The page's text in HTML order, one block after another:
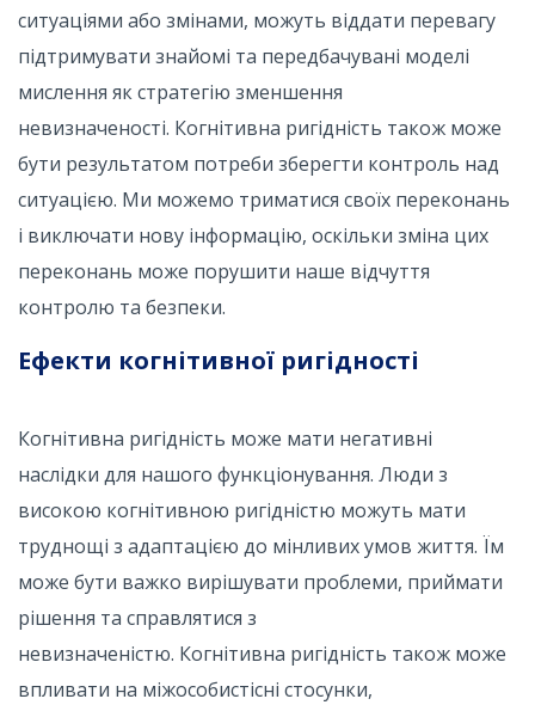
ситуаціями або змінами, можуть віддати перевагу
підтримувати знайомі та передбачувані моделі
мислення як стратегію зменшення
невизначеності. Когнітивна ригідність також може
бути результатом потреби зберегти контроль над
ситуацією. Ми можемо триматися своїх переконань
і виключати нову інформацію, оскільки зміна цих
переконань може порушити наше відчуття
контролю та безпеки.
Ефекти когнітивної ригідності
Когнітивна ригідність може мати негативні
наслідки для нашого функціонування. Люди з
високою когнітивною ригідністю можуть мати
труднощі з адаптацією до мінливих умов життя. Їм
може бути важко вирішувати проблеми, приймати
рішення та справлятися з
невизначеністю. Когнітивна ригідність також може
впливати на міжособистісні стосунки,